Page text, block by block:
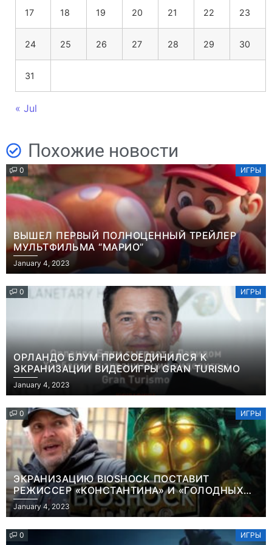
17 18 19 20 21 22 23
24 25 26 27 28 29 30
31
« Jul
Похожие новости
0 ИГРЫ
ВЫШЕЛ ПЕРВЫЙ ПОЛНОЦЕННЫЙ ТРЕЙЛЕР
МУЛЬТФИЛЬМА “МАРИО”
January 4, 2023
0 ИГРЫ
ОРЛАНДО БЛУМ ПРИСОЕДИНИЛСЯ К
ЭКРАНИЗАЦИИ ВИДЕОИГРЫ GRAN TURISMO
January 4, 2023
0 ИГРЫ
ЭКРАНИЗАЦИЮ BIOSHOCK ПОСТАВИТ
РЕЖИССЕР «КОНСТАНТИНА» И «ГОЛОДНЫХ
ИГР»
January 4, 2023
0 ИГРЫ